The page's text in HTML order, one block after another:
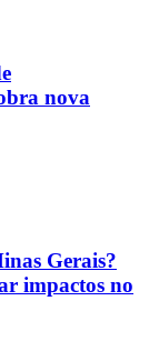
nova
Gerais?
impactos no